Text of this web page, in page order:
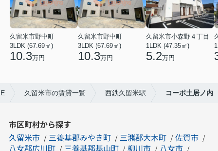
久留米市野中町
3LDK (67.69㎡)
10.3万円
久留米市野中町
3LDK (67.69㎡)
10.3万円
久留米市小森野４丁目
1LDK (47.35㎡)
5.2万円
久留米市の賃貸一覧 西鉄久留米駅 コーポ土居ノ内
市区町村から探す
久留米市
三養基郡みやき町 三潴郡大木町
佐賀市
八女郡広川町
三養基郡基山町 柳川市
八女市